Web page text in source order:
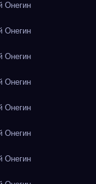
Онегин
Онегин
Онегин
Онегин
Онегин
Онегин
Онегин